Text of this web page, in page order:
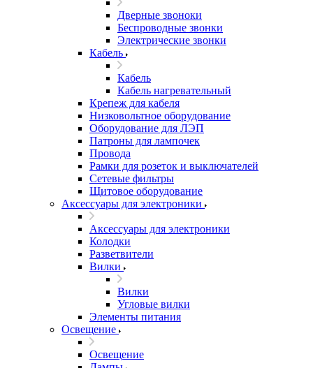
Дверные звоноки
Беспроводные звонки
Электрические звонки
Кабель
Кабель
Кабель нагревательный
Крепеж для кабеля
Низковольтное оборудование
Оборудование для ЛЭП
Патроны для лампочек
Провода
Рамки для розеток и выключателей
Сетевые фильтры
Щитовое оборудование
Аксессуары для электроники
Аксессуары для электроники
Колодки
Разветвители
Вилки
Вилки
Угловые вилки
Элементы питания
Освещение
Освещение